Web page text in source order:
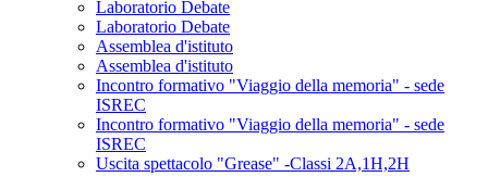
Laboratorio Debate
Laboratorio Debate
Assemblea d'istituto
Assemblea d'istituto
Incontro formativo "Viaggio della memoria" - sede
ISREC
Incontro formativo "Viaggio della memoria" - sede
ISREC
Uscita spettacolo "Grease" -Classi 2A,1H,2H